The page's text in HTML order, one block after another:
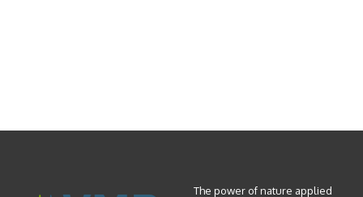
The power of nature applied